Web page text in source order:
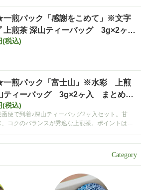
煎パック「感謝をこめて」※文字
上煎茶 深山ティーバッグ 3g×2ヶ
め買いセット【ポスト投函便・送料
(税込)
煎パック「富士山」※水彩 上煎
ティーバッグ 3g×2ヶ入 まとめ買
【ポスト投函便・送料込み】
(税込)
便で到着♪深山ティーバッグ2ヶ入セット。甘
コクのバランスが秀逸な上煎茶。ポイントは空